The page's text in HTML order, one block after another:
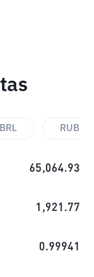
BRL RUB
65,064.93
1,921.77
0.99941